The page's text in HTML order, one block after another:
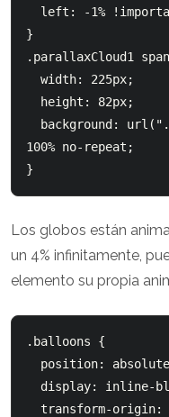
left: -1%
}
.parallaxCloud1
width: 225px;
height: 82px;
background:
100% no-repeat;
Los globos están
un 4% infinitamente,
elemento su propia
.balloons {
position:
display: inline-
transform-origin: